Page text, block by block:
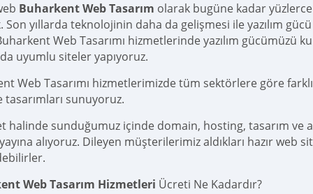
Buharkent Web Tasarım olarak bugüne kadar
Son yıllarda teknolojinin daha da gelişmesi ile yazılım
Web Tasarımı hizmetlerinde yazılım gücümüzü
uyumlu siteler yapıyoruz.
Web Tasarımı hizmetlerimizde tüm sektörlere göre
tasarımları sunuyoruz.
halinde sunduğumuz içinde domain, hosting, tasarım
alıyoruz. Dileyen müşterilerimiz aldıkları hazır
Web Tasarım Hizmetleri Ücreti Ne Kadardır?